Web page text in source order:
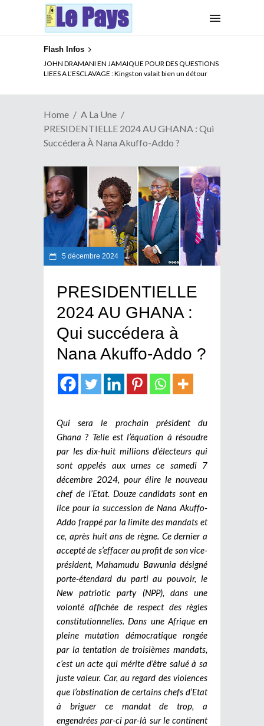
Flash Infos
JOHN DRAMANI EN JAMAIQUE POUR DES QUESTIONS
LIEES A L’ESCLAVAGE : Kingston valait bien un détour
ELECTION DE TALON A LA TETE DU SENAT BENINOIS :
Quand Patrice quitte le pouvoir sans partir !
Home
A La Une
PRESIDENTIELLE 2024 AU GHANA : Qui
Succédera À Nana Akuffo-Addo ?
5 décembre 2024
PRESIDENTIELLE
2024 AU GHANA :
Qui succédera à
Nana Akuffo-Addo ?
Qui sera le prochain président du
Ghana ? Telle est l’équation à résoudre
par les dix-huit millions d’électeurs qui
sont appelés aux urnes ce samedi 7
décembre 2024, pour élire le nouveau
chef de l’Etat. Douze candidats sont en
lice pour la succession de Nana Akuffo-
Addo frappé par la limite des mandats et
ce, après huit ans de règne. Ce dernier a
accepté de s’effacer au profit de son vice-
président, Mahamudu Bawunia désigné
porte-étendard du parti au pouvoir, le
New patriotic party (NPP), dans une
volonté affichée de respect des règles
constitutionnelles. Dans une Afrique en
pleine mutation démocratique rongée
par la tentation de troisièmes mandats,
c’est un acte qui mérite d’être salué à sa
juste valeur. Car, au regard des violences
que l’obstination de certains chefs d’Etat
à briguer ce mandat de trop, a
engendrées par-ci par-là sur le continent